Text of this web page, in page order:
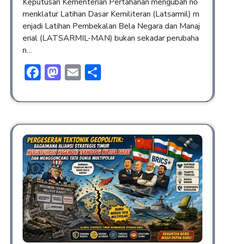
menklatur Latihan Dasar Kemiliteran (Latsarmil) m
enjadi Latihan Pembekalan Bela Negara dan Manaj
erial (LATSARMIL-MAN) bukan sekadar perubaha
n…
Facebook
Mastodon
Email